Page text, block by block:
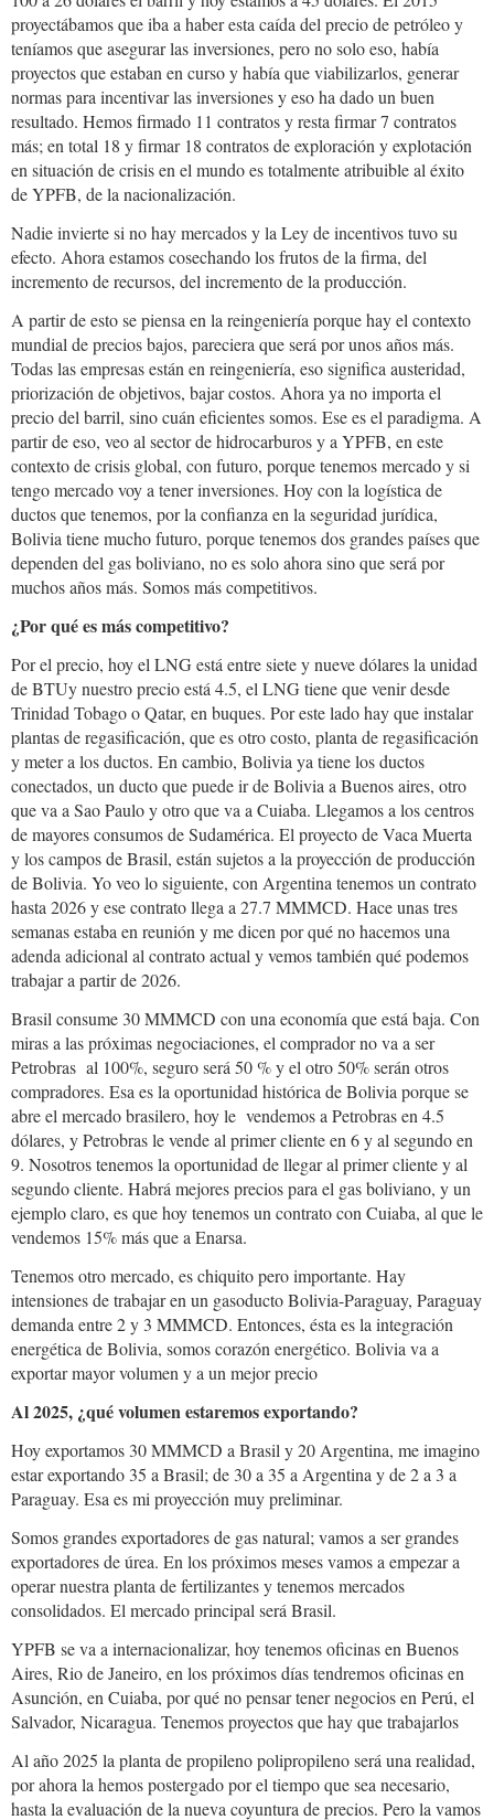
proyectábamos que iba a haber esta caída del precio de petróleo y
teníamos que asegurar las inversiones, pero no solo eso, había
proyectos que estaban en curso y había que viabilizarlos, generar
normas para incentivar las inversiones y eso ha dado un buen
resultado. Hemos firmado 11 contratos y resta firmar 7 contratos
más; en total 18 y firmar 18 contratos de exploración y explotación
en situación de crisis en el mundo es totalmente atribuible al éxito
de YPFB, de la nacionalización.
Nadie invierte si no hay mercados y la Ley de incentivos tuvo su
efecto. Ahora estamos cosechando los frutos de la firma, del
incremento de recursos, del incremento de la producción.
A partir de esto se piensa en la reingeniería porque hay el contexto
mundial de precios bajos, pareciera que será por unos años más.
Todas las empresas están en reingeniería, eso significa austeridad,
priorización de objetivos, bajar costos. Ahora ya no importa el
precio del barril, sino cuán eficientes somos. Ese es el paradigma. A
partir de eso, veo al sector de hidrocarburos y a YPFB, en este
contexto de crisis global, con futuro, porque tenemos mercado y si
tengo mercado voy a tener inversiones. Hoy con la logística de
ductos que tenemos, por la confianza en la seguridad jurídica,
Bolivia tiene mucho futuro, porque tenemos dos grandes países que
dependen del gas boliviano, no es solo ahora sino que será por
muchos años más. Somos más competitivos.
¿Por qué es más competitivo?
Por el precio, hoy el LNG está entre siete y nueve dólares la unidad
de BTUy nuestro precio está 4.5, el LNG tiene que venir desde
Trinidad Tobago o Qatar, en buques. Por este lado hay que instalar
plantas de regasificación, que es otro costo, planta de regasificación
y meter a los ductos. En cambio, Bolivia ya tiene los ductos
conectados, un ducto que puede ir de Bolivia a Buenos aires, otro
que va a Sao Paulo y otro que va a Cuiaba. Llegamos a los centros
de mayores consumos de Sudamérica. El proyecto de Vaca Muerta
y los campos de Brasil, están sujetos a la proyección de producción
de Bolivia. Yo veo lo siguiente, con Argentina tenemos un contrato
hasta 2026 y ese contrato llega a 27.7 MMMCD. Hace unas tres
semanas estaba en reunión y me dicen por qué no hacemos una
adenda adicional al contrato actual y vemos también qué podemos
trabajar a partir de 2026.
Brasil consume 30 MMMCD con una economía que está baja. Con
miras a las próximas negociaciones, el comprador no va a ser
Petrobras al 100%, seguro será 50 % y el otro 50% serán otros
compradores. Esa es la oportunidad histórica de Bolivia porque se
abre el mercado brasilero, hoy le vendemos a Petrobras en 4.5
dólares, y Petrobras le vende al primer cliente en 6 y al segundo en
9. Nosotros tenemos la oportunidad de llegar al primer cliente y al
segundo cliente. Habrá mejores precios para el gas boliviano, y un
ejemplo claro, es que hoy tenemos un contrato con Cuiaba, al que le
vendemos 15% más que a Enarsa.
Tenemos otro mercado, es chiquito pero importante. Hay
intensiones de trabajar en un gasoducto Bolivia-Paraguay, Paraguay
demanda entre 2 y 3 MMMCD. Entonces, ésta es la integración
energética de Bolivia, somos corazón energético. Bolivia va a
exportar mayor volumen y a un mejor precio
Al 2025, ¿qué volumen estaremos exportando?
Hoy exportamos 30 MMMCD a Brasil y 20 Argentina, me imagino
estar exportando 35 a Brasil; de 30 a 35 a Argentina y de 2 a 3 a
Paraguay. Esa es mi proyección muy preliminar.
Somos grandes exportadores de gas natural; vamos a ser grandes
exportadores de úrea. En los próximos meses vamos a empezar a
operar nuestra planta de fertilizantes y tenemos mercados
consolidados. El mercado principal será Brasil.
YPFB se va a internacionalizar, hoy tenemos oficinas en Buenos
Aires, Rio de Janeiro, en los próximos días tendremos oficinas en
Asunción, en Cuiaba, por qué no pensar tener negocios en Perú, el
Salvador, Nicaragua. Tenemos proyectos que hay que trabajarlos
Al año 2025 la planta de propileno polipropileno será una realidad,
por ahora la hemos postergado por el tiempo que sea necesario,
hasta la evaluación de la nueva coyuntura de precios. Pero la vamos